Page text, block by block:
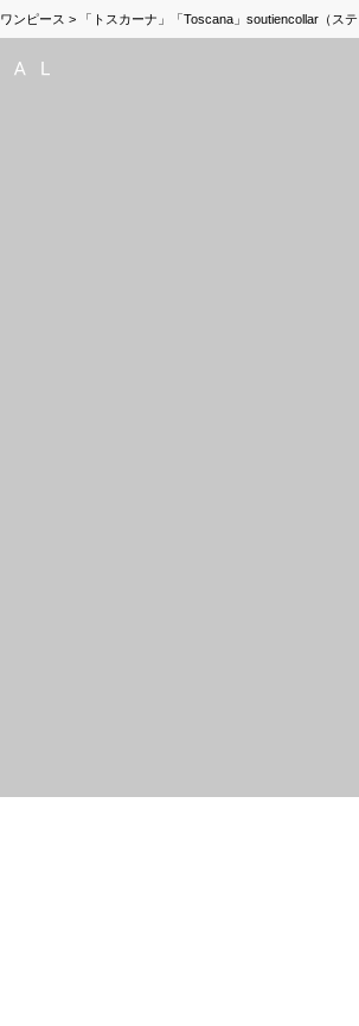
ワンピース 「トスカーナ」「Toscana」soutiencollar（ステ